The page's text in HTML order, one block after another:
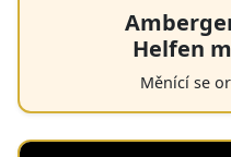
Helfen
Měnící se